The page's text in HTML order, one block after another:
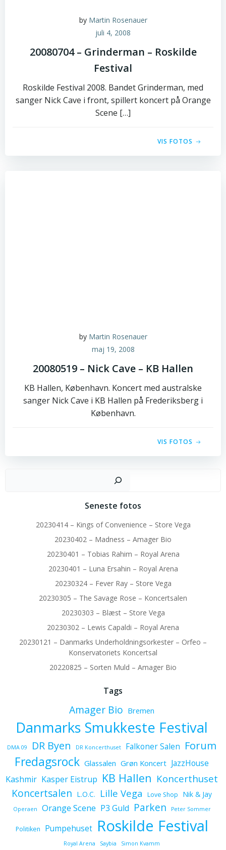
by Martin Rosenauer
juli 4, 2008
20080704 – Grinderman – Roskilde
Festival
Roskilde Festival 2008. Bandet Grinderman, med
sanger Nick Cave i front, spillert koncert på Orange
Scene […]
VIS FOTOS
by Martin Rosenauer
maj 19, 2008
20080519 – Nick Cave – KB Hallen
KB Hallen, København. Koncert med australske
sanger Nick Cave i KB Hallen på Frederiksberg i
København.
VIS FOTOS
Seneste fotos
20230414 – Kings of Convenience – Store Vega
20230402 – Madness – Amager Bio
20230401 – Tobias Rahim – Royal Arena
20230401 – Luna Ersahin – Royal Arena
20230324 – Fever Ray – Store Vega
20230305 – The Savage Rose – Koncertsalen
20230303 – Blæst – Store Vega
20230302 – Lewis Capaldi – Royal Arena
20230121 – Danmarks Underholdningsorkester – Orfeo –
Konservatoriets Koncertsal
20220825 – Sorten Muld – Amager Bio
Tags
Amager Bio Bremen
Danmarks Smukkeste Festival
DMA 09 DR Byen DR Koncerthuset Falkoner Salen Forum
Fredagsrock Glassalen Grøn Koncert JazzHouse
Kashmir Kasper Eistrup KB Hallen Koncerthuset
Koncertsalen L.O.C. Lille Vega Love Shop Nik & Jay
Operaen Orange Scene P3 Guld Parken Peter Sommer
Politiken Pumpehuset Roskilde Festival
Royal Arena Saybia Simon Kvamm